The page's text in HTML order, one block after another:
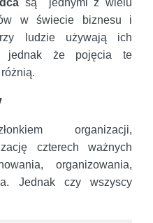
są jednymi z wielu
w świecie biznesu i
ludzie używają ich
jednak że pojęcia te
organizacji,
czterech ważnych
organizowania,
Jednak czy wszyscy